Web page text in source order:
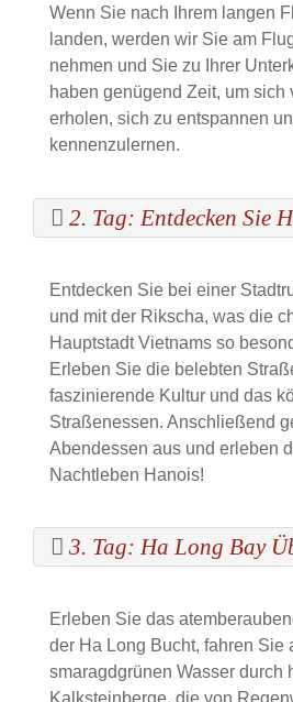
Wenn Sie nach Ihrem langen
landen, werden wir Sie am
nehmen und Sie zu Ihrer
haben genügend Zeit, um sich
erholen, sich zu entspannen
kennenzulernen.
2. Tag: Entdecken Sie
Entdecken Sie bei einer
und mit der Rikscha, was die
Hauptstadt Vietnams so
Erleben Sie die belebten
faszinierende Kultur und das
Straßenessen. Anschließend
Abendessen aus und erleben
Nachtleben Hanois!
3. Tag: Ha Long Bay
Erleben Sie das
der Ha Long Bucht, fahren Sie
smaragdgrünen Wasser durch